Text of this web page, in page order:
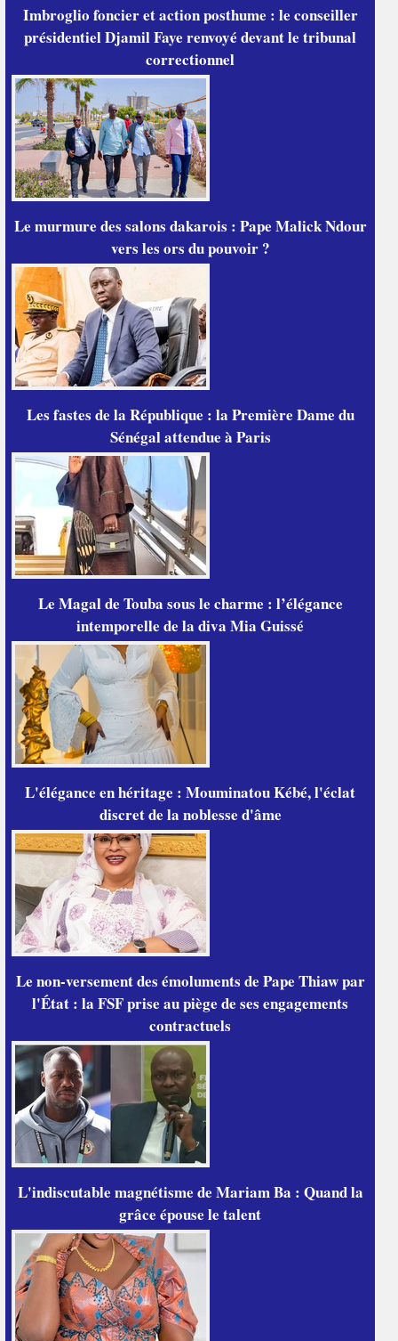
Imbroglio foncier et action posthume : le conseiller
présidentiel Djamil Faye renvoyé devant le tribunal
correctionnel
Le murmure des salons dakarois : Pape Malick Ndour
vers les ors du pouvoir ?
Les fastes de la République : la Première Dame du
Sénégal attendue à Paris
Le Magal de Touba sous le charme : l’élégance
intemporelle de la diva Mia Guissé
L'élégance en héritage : Mouminatou Kébé, l'éclat
discret de la noblesse d'âme
Le non-versement des émoluments de Pape Thiaw par
l'État : la FSF prise au piège de ses engagements
contractuels
L'indiscutable magnétisme de Mariam Ba : Quand la
grâce épouse le talent